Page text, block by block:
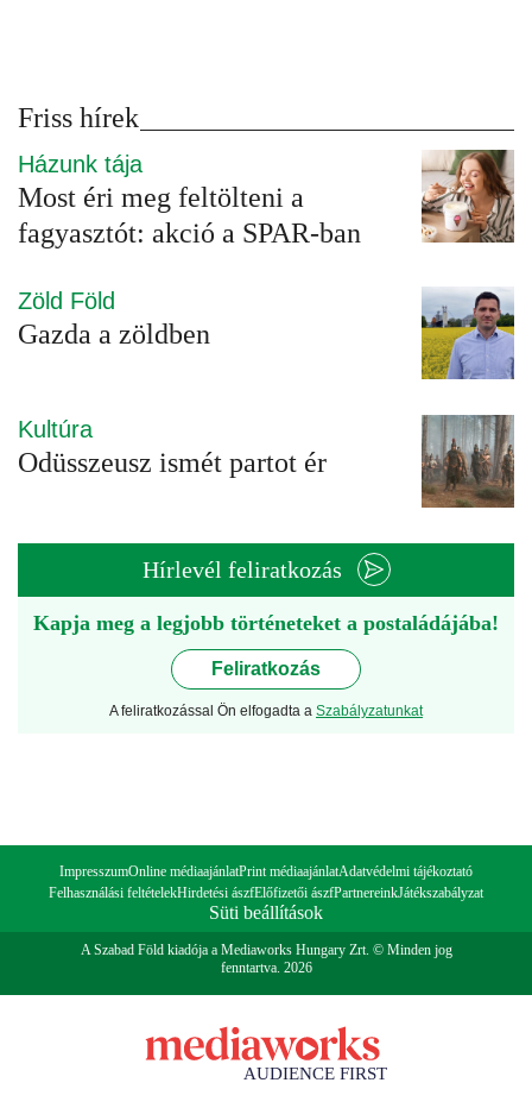
Friss hírek
Házunk tája
Most éri meg feltölteni a
fagyasztót: akció a SPAR-ban
Zöld Föld
Gazda a zöldben
Kultúra
Odüsszeusz ismét partot ér
Hírlevél feliratkozás
Kapja meg a legjobb történeteket a postaládájába!
Feliratkozás
A feliratkozással Ön elfogadta a Szabályzatunkat
ImpresszumOnline médiaajánlatPrint médiaajánlatAdatvédelmi tájékoztató
Felhasználási feltételekHirdetési ászfElőfizetői ászfPartnereinkJátékszabályzat
Süti beállítások
A Szabad Föld kiadója a Mediaworks Hungary Zrt. © Minden jog
fenntartva. 2026